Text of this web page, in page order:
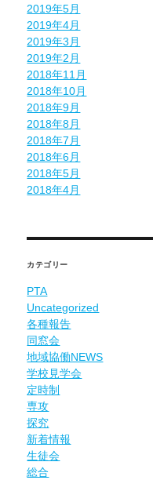
2019年5月
2019年4月
2019年3月
2019年2月
2018年11月
2018年10月
2018年9月
2018年8月
2018年7月
2018年6月
2018年5月
2018年4月
カテゴリー
PTA
Uncategorized
各種報告
同窓会
地域協働NEWS
学校見学会
定時制
専攻
探究
新着情報
生徒会
総合